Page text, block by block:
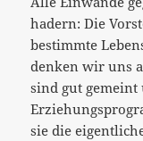
hadern: Die
bestimmte
denken wir uns
sind gut gemeint
sie die